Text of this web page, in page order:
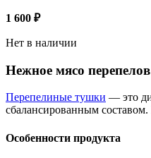
1 600 ₽
Нет в наличии
Нежное мясо
Перепелиные тушки — это
сбалансированным составом.
Особенности продукта